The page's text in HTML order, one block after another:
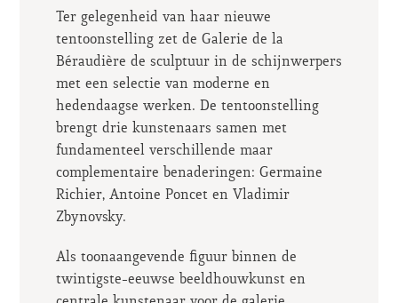
Ter gelegenheid van haar nieuwe
tentoonstelling zet de Galerie de la
Béraudière de sculptuur in de schijnwerpers
met een selectie van moderne en
hedendaagse werken. De tentoonstelling
brengt drie kunstenaars samen met
fundamenteel verschillende maar
complementaire benaderingen: Germaine
Richier, Antoine Ponceten Vladimir
Zbynovsky.
Als toonaangevende figuur binnen de
twintigste-eeuwse beeldhouwkunst en